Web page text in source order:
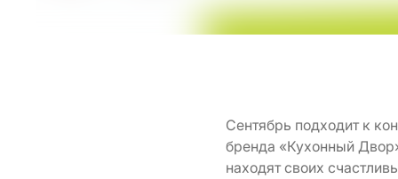
Сентябрь подходит к
бренда «Кухонный
находят своих